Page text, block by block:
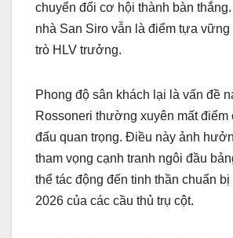
chuyển đổi cơ hội thành bàn
nhà San Siro vẫn là điểm tựa vững
trò HLV trưởng.
Phong độ sân khách lại là vấn đề
Rossoneri thường xuyên mất điểm
đấu quan trọng. Điều này ảnh
tham vọng cạnh tranh ngôi đầu
thể tác động đến tinh thần chuẩn
2026 của các cầu thủ trụ cột.